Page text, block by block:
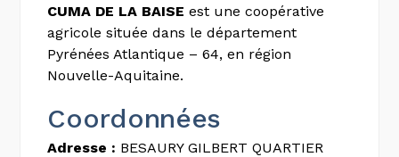
CUMA DE LA BAISE est une coopérative
agricole située dans le département
Pyrénées Atlantique – 64, en région
Nouvelle-Aquitaine.
Coordonnées
Adresse : BESAURY GILBERT QUARTIER